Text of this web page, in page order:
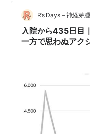
R’s Days – 神経芽
入院から435日目
一方で思わぬア